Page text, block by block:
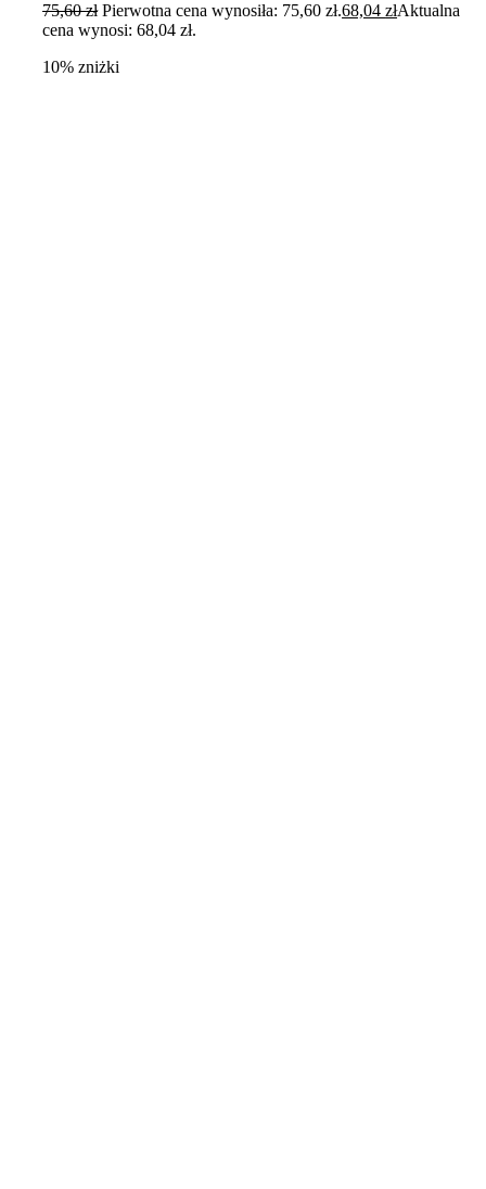
75,60zł Pierwotna cena wynosiła: 75,60 zł.68,04złAktualna
cena wynosi: 68,04 zł.
10% zniżki